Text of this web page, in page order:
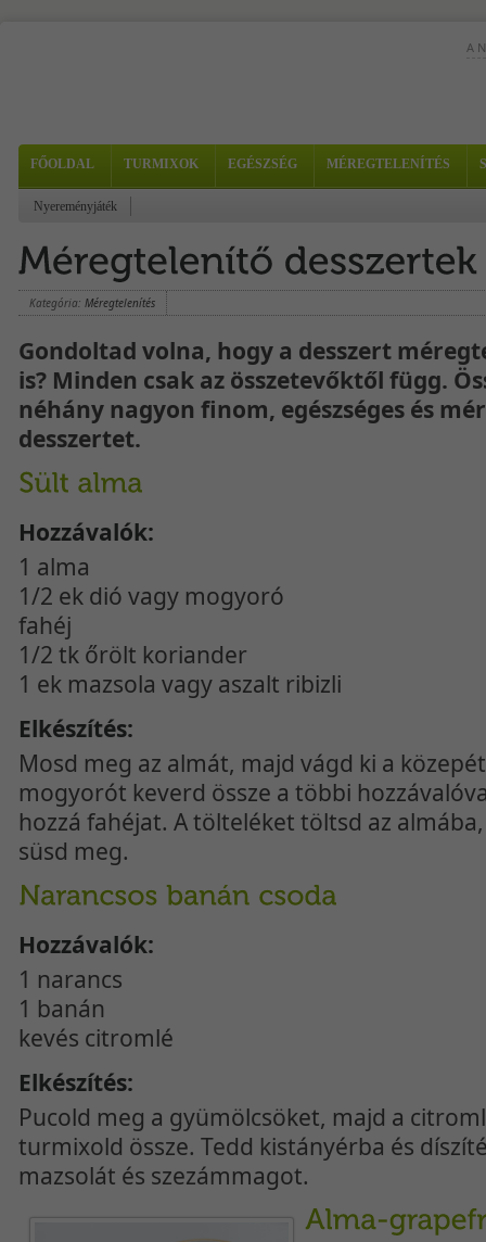
A
FŐOLDAL TURMIXOK EGÉSZSÉG MÉREGTELENÍTÉS
Nyereményjáték
Kategória: Méregtelenítés
Gondoltad volna, hogy a desszert
is? Minden csak az összetevőktől függ.
néhány nagyon finom, egészséges és
desszertet.
Hozzávalók:
1 alma
1/2 ek dió vagy mogyoró
fahéj
1/2 tk őrölt koriander
1 ek mazsola vagy aszalt ribizli
Elkészítés:
Mosd meg az almát, majd vágd ki a
mogyorót keverd össze a többi
hozzá fahéjat. A tölteléket töltsd az
süsd meg.
Hozzávalók:
1 narancs
1 banán
kevés citromlé
Elkészítés:
Pucold meg a gyümölcsöket, majd a
turmixold össze. Tedd kistányérba és
mazsolát és szezámmagot.